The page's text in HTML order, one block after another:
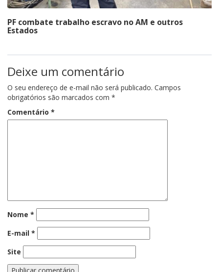
PF combate trabalho escravo no AM e outros
Estados
Deixe um comentário
O seu endereço de e-mail não será publicado. Campos
obrigatórios são marcados com *
Comentário *
Nome *
E-mail *
Site